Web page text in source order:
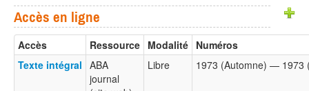
Accès en ligne
Accès Ressource Modalité Numéros
Texte intégral ABA
journal
Libre 1973 (Automne) — 1973